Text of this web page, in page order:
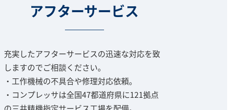
アフターサービス
充実したアフターサービスの迅速な対応を致
しますのでご相談ください。
・工作機械の不具合や修理対応依頼。
・コンプレッサは全国47都道府県に121拠点